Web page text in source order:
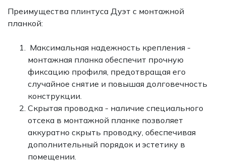
Преимущества плинтуса Дуэт с монтажной
планкой:
Максимальная надежность крепления -
монтажная планка обеспечит прочную
фиксацию профиля, предотвращая его
случайное снятие и повышая долговечность
конструкции.
Скрытая проводка - наличие специального
отсека в монтажной планке позволяет
аккуратно скрыть проводку, обеспечивая
дополнительный порядок и эстетику в
помещении.